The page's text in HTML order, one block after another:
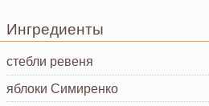
Ингредиенты
стебли ревеня
яблоки Симиренко